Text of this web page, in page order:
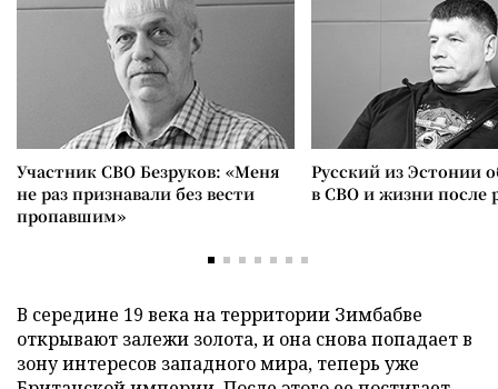
Участник СВО Безруков: «Меня
не раз признавали без вести
пропавшим»
Русский из Эстонии
в СВО и жизни после
В середине 19 века на территории Зимбабве
открывают залежи золота, и она снова попадает в
зону интересов западного мира, теперь уже